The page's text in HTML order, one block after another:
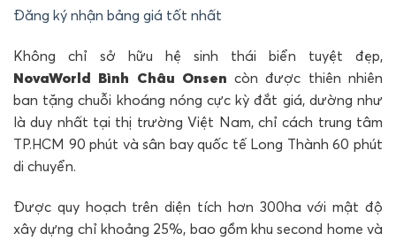
Đăng ký nhận bảng giá tốt nhất
Không chỉ sở hữu hệ sinh thái biển tuyệt đẹp,
NovaWorld Bình Châu Onsen còn được thiên nhiên
ban tặng chuỗi khoáng nóng cực kỳ đắt giá, dường như
là duy nhất tại thị trường Việt Nam, chỉ cách trung tâm
TP.HCM 90 phút và sân bay quốc tế Long Thành 60 phút
di chuyển.
Được quy hoạch trên diện tích hơn 300ha với mật độ
xây dựng chỉ khoảng 25%, bao gồm khu second home và